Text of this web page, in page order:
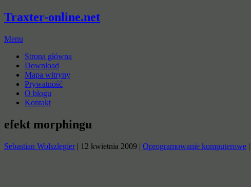
Traxter-online.net
Menu
Strona główna
Download
Mapa witryny
Prywatność
O blogu
Kontakt
efekt morphingu
Sebastian Wolszlegier| 12 kwietnia 2009 | Oprogramowanie komputerowe |